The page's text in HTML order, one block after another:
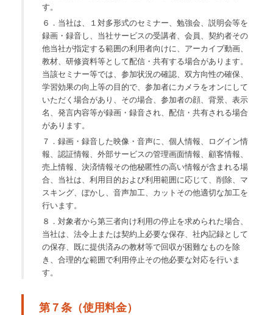
す。
６．当社は、１対多形式のセミナー、勉強会、説明会等を
録画・録音し、当社サービスの受講者、会員、契約者その
他当社が指定する範囲の利用者向けに、アーカイブ動画、
教材、研修資料等として配信・共有する場合があります。
当該セミナー等では、参加状況の確認、双方向性の確保、
学習効果の向上等の目的で、参加者にカメラをオンにして
いただく場合があり、その場合、参加者の顔、背景、表示
名、発言内容等が録画・録音され、配信・共有される場合
があります。
７．録画・録音した映像・音声に、個人情報、ログイン情
報、認証情報、外部サービスの管理画面情報、顧客情報、
売上情報、決済情報その他秘匿性の高い情報が含まれる場
合、当社は、利用目的および利用範囲に応じて、削除、マ
スキング、ぼかし、音声加工、カットその他適切な加工を
行います。
８．対象者から第三者向け利用の停止を求められた場合、
当社は、法令上または契約上必要な保存、社内記録として
の保存、既に提供済みの教材等で回収が困難なものを除
き、合理的な範囲で利用停止その他必要な対応を行いま
す。
第７条（使用料金）